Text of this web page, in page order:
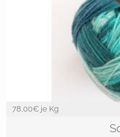
78,00€ je Kg